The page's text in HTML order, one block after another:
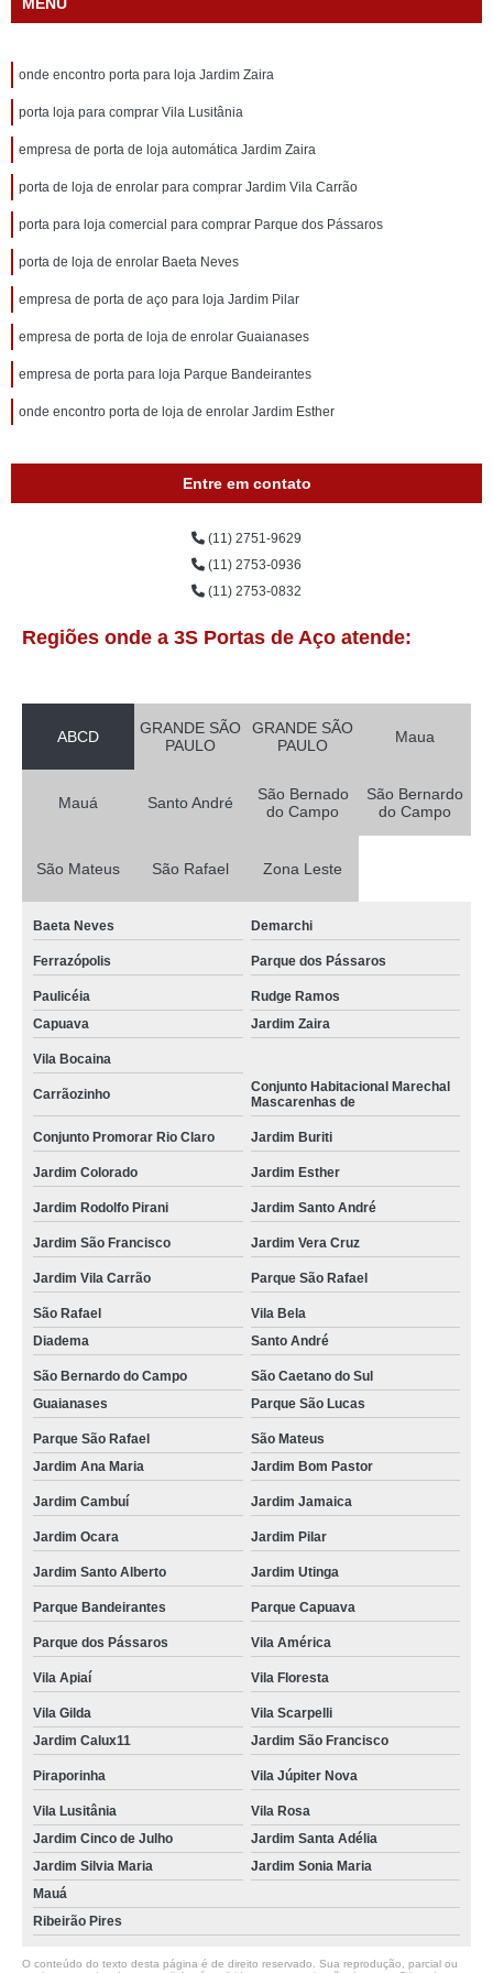
onde encontro porta para loja Jardim Zaira
porta loja para comprar Vila Lusitânia
empresa de porta de loja automática Jardim Zaira
porta de loja de enrolar para comprar Jardim Vila Carrão
porta para loja comercial para comprar Parque dos Pássaros
porta de loja de enrolar Baeta Neves
empresa de porta de aço para loja Jardim Pilar
empresa de porta de loja de enrolar Guaianases
empresa de porta para loja Parque Bandeirantes
onde encontro porta de loja de enrolar Jardim Esther
Entre em contato
(11) 2751-9629
(11) 2753-0936
(11) 2753-0832
Regiões onde a 3S Portas de Aço atende:
ABCD
GRANDE SÃO
PAULO
GRANDE SÃO
PAULO
Maua
Mauá Santo André
São Bernado
do Campo
São Bernardo
do Campo
São Mateus São Rafael Zona Leste
Baeta Neves Demarchi
Ferrazópolis Parque dos Pássaros
Paulicéia
Rudge Ramos
Capuava
Jardim Zaira
Vila Bocaina
Carrãozinho
Conjunto Habitacional Marechal
Mascarenhas de
Conjunto Promorar Rio Claro Jardim Buriti
Jardim Colorado Jardim Esther
Jardim Rodolfo Pirani Jardim Santo André
Jardim São Francisco Jardim Vera Cruz
Jardim Vila Carrão Parque São Rafael
São Rafael
Vila Bela
Diadema
Santo André
São Bernardo do Campo
São Caetano do Sul
Guaianases
Parque São Lucas
Parque São Rafael
São Mateus
Jardim Ana Maria
Jardim Bom Pastor
Jardim Cambuí Jardim Jamaica
Jardim Ocara Jardim Pilar
Jardim Santo Alberto Jardim Utinga
Parque Bandeirantes Parque Capuava
Parque dos Pássaros Vila América
Vila Apiaí Vila Floresta
Vila Gilda
Vila Scarpelli
Jardim Calux11
Jardim São Francisco
Piraporinha Vila Júpiter Nova
Vila Lusitânia
Vila Rosa
Jardim Cinco de Julho
Jardim Santa Adélia
Jardim Silvia Maria
Jardim Sonia Maria
Mauá
Ribeirão Pires
O conteúdo do texto desta página é de direito reservado. Sua reprodução, parcial ou